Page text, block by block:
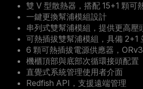
雙 V 型散熱器，搭配 15+1 顆可
一鍵更換幫浦模組設計
串列式雙幫浦模組，提供更高壓
可熱插拔雙幫浦模組，具備 2+1
6 顆可熱插拔電源供應器，
機櫃頂部與底部次循環接頭配置
直覺式系統管理使用者介面
Redfish API，支援遠端管理